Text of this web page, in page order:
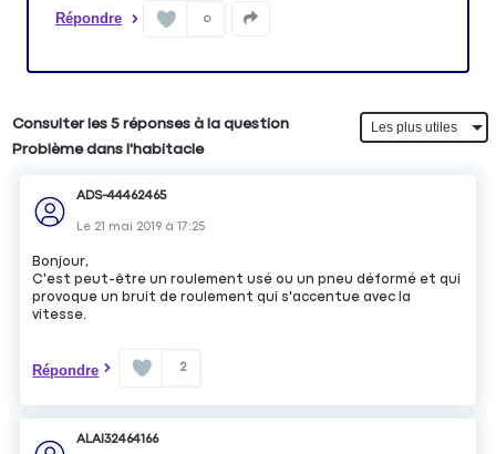
Répondre 0
Consulter les 5 réponses à la question
Problème dans l'habitacle
ADS-44462465
Le 21 mai 2019 à17:25
Bonjour,
C'est peut-être un roulement usé ou un pneu déformé et qui
provoque un bruit de roulement qui s'accentue avec la
vitesse.
Répondre 2
ALAI32464166